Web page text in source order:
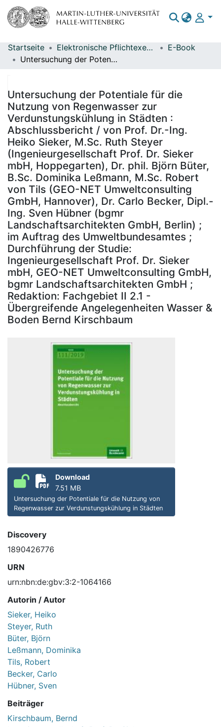
Bereiche & Sammlungen
Statistiken
Startseite Elektronische Pflichtexemplare
E-Book
Untersuchung der Potentiale für die Nutzung von Regenwasser zur Verdunstungskühlung in Städten : Abschlussbericht / von Prof. Dr.-Ing. Heiko Sieker, M.Sc. Ruth Steyer (Ingenieurgesellschaft Prof. Dr. Sieker mbH, Hoppegarten), Dr. phil. Björn Büter, B.Sc. Dominika Leßmann, M.Sc. Robert von Tils (GEO-NET Umweltconsulting GmbH, Hannover), Dr. Carlo Becker, Dipl.-Ing. Sven Hübner (bgmr Landschaftsarchitekten GmbH, Berlin) ; im Auftrag des Umweltbundesamtes ; Durchführung der Studie: Ingenieurgesellschaft Prof. Dr. Sieker mbH, GEO-NET Umweltconsulting GmbH, bgmr Landschaftsarchitekten GmbH ; Redaktion: Fachgebiet II 2.1 - Übergreifende Angelegenheiten Wasser & Boden Bernd Kirschbaum
Untersuchung der Potentiale für die
Nutzung von Regenwasser zur
Verdunstungskühlung in Städten :
Abschlussbericht / von Prof. Dr.-Ing.
Heiko Sieker, M.Sc. Ruth Steyer
(Ingenieurgesellschaft Prof. Dr. Sieker
mbH, Hoppegarten), Dr. phil. Björn Büter,
B.Sc. Dominika Leßmann, M.Sc. Robert
von Tils (GEO-NET Umweltconsulting
GmbH, Hannover), Dr. Carlo Becker, Dipl.-
Ing. Sven Hübner (bgmr
Landschaftsarchitekten GmbH, Berlin) ;
im Auftrag des Umweltbundesamtes ;
Durchführung der Studie:
Ingenieurgesellschaft Prof. Dr. Sieker
mbH, GEO-NET Umweltconsulting GmbH,
bgmr Landschaftsarchitekten GmbH ;
Redaktion: Fachgebiet II 2.1 -
Übergreifende Angelegenheiten Wasser &
Boden Bernd Kirschbaum
Download
7.51 MB
Untersuchung der Potentiale für die Nutzung von
Regenwasser zur Verdunstungskühlung in Städten
Discovery
1890426776
URN
urn:nbn:de:gbv:3:2-1064166
Autorin / Autor
Sieker, Heiko
Steyer, Ruth
Büter, Björn
Leßmann, Dominika
Tils, Robert
Becker, Carlo
Hübner, Sven
Beiträger
Kirschbaum, Bernd